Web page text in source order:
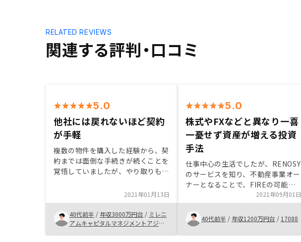
関連する評判・口コミ
RELATED REVIEWS
5.0
他社には戻れないほど契約
が手軽
複数の物件を購入した経験から、契
約までは面倒な手続きが続くことを
覚悟していましたが、やり取りも少
ので非常に手軽に購入出来ました。
この手軽さに慣れると他社では中々
購入できなくなるかもしれません。
特にありませんが、強いて言えば近
隣情報の拡充が望ましいです。例え
2021年01月13日
40代前半 / 年収3000万円台 / ミレニ
アムキャピタルマネジメントアジア
5.0
株式やFXなどと異なり一喜
一憂せず資産が増える投資
手法
仕事中心の生活でしたが、RENOSY
のサービスを知り、不動産事業オー
ナーとなることで、FIREの可能性
を感じ、物件を買い足して現在6室
となりました。株式やFXなどと異
なり一喜一憂せず資産が増えるのは
とても良い投資手法だと感じまし
た。
2021年09月01日
40代前半 / 年収1200万円台 / 17088